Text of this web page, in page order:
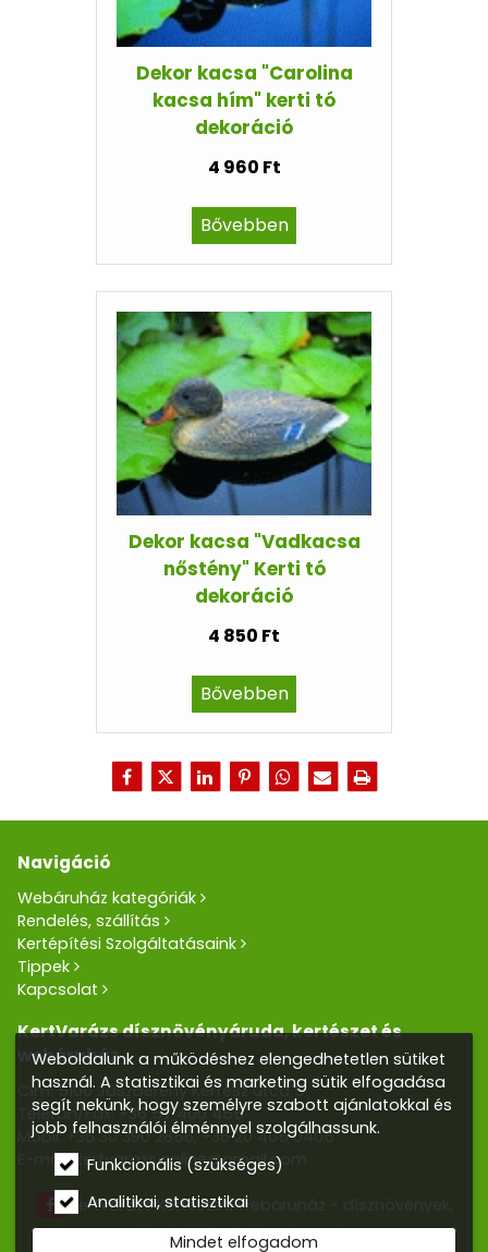
Dekor kacsa "Carolina
kacsa hím" kerti tó
dekoráció
4 960 Ft
Bővebben
Dekor kacsa "Vadkacsa
nőstény" Kerti tó
dekoráció
4 850 Ft
Bővebben
Navigáció
Webáruház kategóriák
Rendelés, szállítás
Kertépítési Szolgáltatásaink
Tippek
Kapcsolat
KertVarázs dísznövényáruda, kertészet és
webáruház
Cím: 5100 Jászberény Kertész utca 5.
Telefon/Fax: +36 57 400 455
Mobil:+36 30 390 2856,+36 20 405 0405
E-mail:kertvarazs.online@gmail.com
Kertvarázs Kertészeti webáruház - dísznövények,
kerti tó, öntözőrendszerek
Weboldalunk a működéshez elengedhetetlen sütiket
használ. A statisztikai és marketing sütik elfogadása
segít nekünk, hogy személyre szabott ajánlatokkal és
jobb felhasználói élménnyel szolgálhassunk.
Funkcionális (szükséges)
Analitikai, statisztikai
Mindet elfogadom